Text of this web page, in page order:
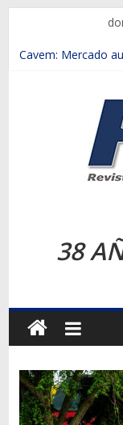
contenido
Chile es el primer
Salfa suma
Samex amplía su
SINOTRUK Pick-
la Expo Compras
Autos,
camiones,
motos,
38